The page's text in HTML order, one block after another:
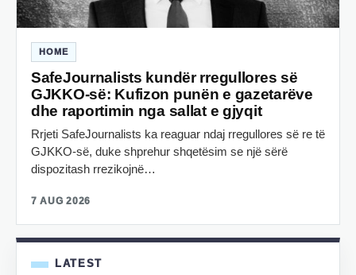
HOME
SafeJournalists kundër rregullores së
GJKKO-së: Kufizon punën e gazetarëve
dhe raportimin nga sallat e gjyqit
Rrjeti SafeJournalists ka reaguar ndaj rregullores së re të
GJKKO-së, duke shprehur shqetësim se një sërë
dispozitash rrezikojnë…
7 AUG 2026
LATEST